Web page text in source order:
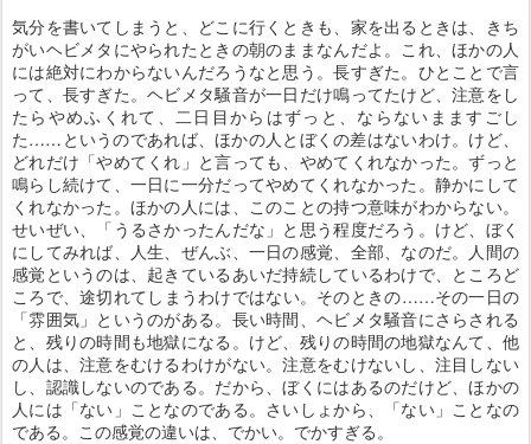
気分を書いてしまうと、どこに行くときも、家を出るときは、きち
がいヘビメタにやられたときの朝のままなんだよ。これ、ほかの人
には絶対にわからないんだろうなと思う。長すぎた。ひとことで言
って、長すぎた。ヘビメタ騒音が一日だけ鳴ってたけど、注意をし
たらやめふくれて、二日目からはずっと、ならないまますごし
た……というのであれば、ほかの人とぼくの差はないわけ。けど、
どれだけ「やめてくれ」と言っても、やめてくれなかった。ずっと
鳴らし続けて、一日に一分だってやめてくれなかった。静かにして
くれなかった。ほかの人には、このことの持つ意味がわからない。
せいぜい、「うるさかったんだな」と思う程度だろう。けど、ぼく
にしてみれば、人生、ぜんぶ、一日の感覚、全部、なのだ。人間の
感覚というのは、起きているあいだ持続しているわけで、ところど
ころで、途切れてしまうわけではない。そのときの……その一日の
「雰囲気」というのがある。長い時間、ヘビメタ騒音にさらされる
と、残りの時間も地獄になる。けど、残りの時間の地獄なんて、他
の人は、注意をむけるわけがない。注意をむけないし、注目しない
し、認識しないのである。だから、ぼくにはあるのだけど、ほかの
人には「ない」ことなのである。さいしょから、「ない」ことなの
である。この感覚の違いは、でかい。でかすぎる。